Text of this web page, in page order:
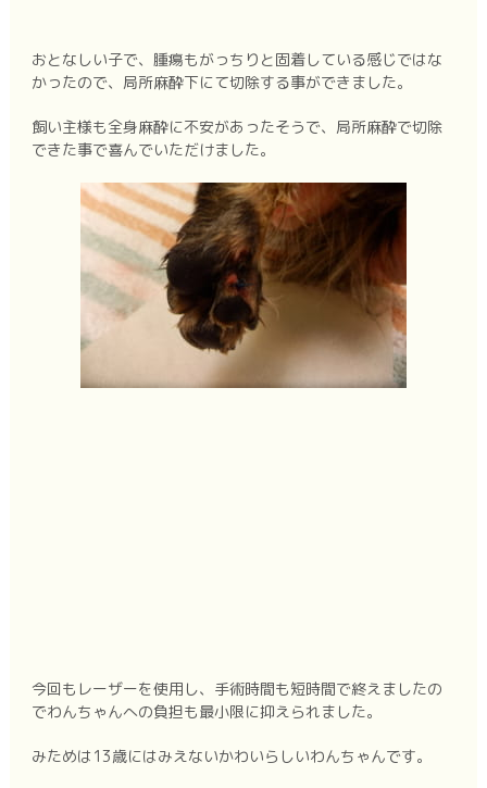
おとなしい子で、腫瘍もがっちりと固着している感じではな
かったので、局所麻酔下にて切除する事ができました。
飼い主様も全身麻酔に不安があったそうで、局所麻酔で切除
できた事で喜んでいただけました。
今回もレーザーを使用し、手術時間も短時間で終えましたの
でわんちゃんへの負担も最小限に抑えられました。
みためは13歳にはみえないかわいらしいわんちゃんです。